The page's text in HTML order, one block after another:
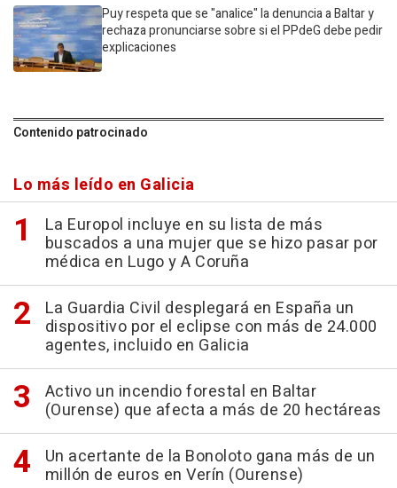
Puy respeta que se "analice" la denuncia a Baltar y
rechaza pronunciarse sobre si el PPdeG debe pedir
explicaciones
Contenido patrocinado
Lo más leído en Galicia
La Europol incluye en su lista de más
buscados a una mujer que se hizo pasar por
médica en Lugo y A Coruña
La Guardia Civil desplegará en España un
dispositivo por el eclipse con más de 24.000
agentes, incluido en Galicia
Activo un incendio forestal en Baltar
(Ourense) que afecta a más de 20 hectáreas
Un acertante de la Bonoloto gana más de un
millón de euros en Verín (Ourense)